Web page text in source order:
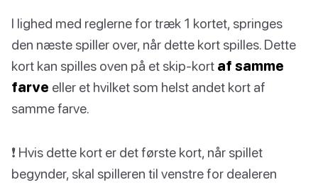
I lighed med reglerne for træk 1 kortet, springes
den næste spiller over, når dette kort spilles. Dette
kort kan spilles oven på et skip-kort af samme
farve eller et hvilket som helst andet kort af
samme farve.
❗️ Hvis dette kort er det første kort, når spillet
begynder, skal spilleren til venstre for dealeren